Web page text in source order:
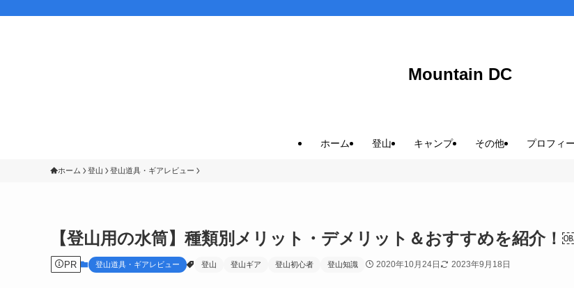
Mountain DC
ホーム 登山 キャンプ その他 プロフィ
ホーム 登山 登山道具・ギアレビュー
【登山用の水筒】種類別メリット・デメリット＆おすすめを紹介！
PR 登山道具・ギアレビュー 登山 登山ギア 登山初心者 登山知識 2020年10月24日 2023年9月18日